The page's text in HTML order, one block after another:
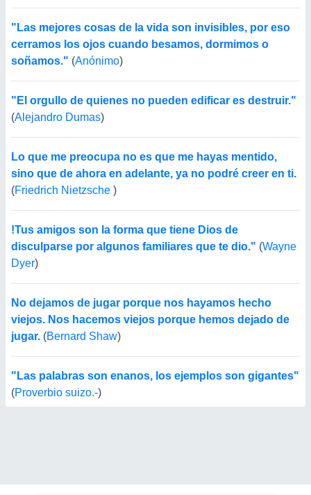
"Las mejores cosas de la vida son invisibles, por eso
cerramos los ojos cuando besamos, dormimos o
soñamos." (Anónimo)
"El orgullo de quienes no pueden edificar es destruir."
(Alejandro Dumas)
Lo que me preocupa no es que me hayas mentido,
sino que de ahora en adelante, ya no podré creer en ti.
(Friedrich Nietzsche )
!Tus amigos son la forma que tiene Dios de
disculparse por algunos familiares que te dio." (Wayne
Dyer)
No dejamos de jugar porque nos hayamos hecho
viejos. Nos hacemos viejos porque hemos dejado de
jugar. (Bernard Shaw)
"Las palabras son enanos, los ejemplos son gigantes"
(Proverbio suizo.-)